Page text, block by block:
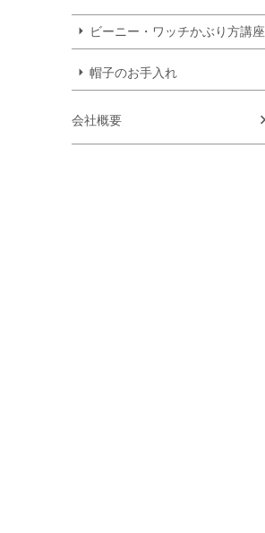
ビーニー・ワッチかぶり方講座
帽子のお手入れ
会社概要